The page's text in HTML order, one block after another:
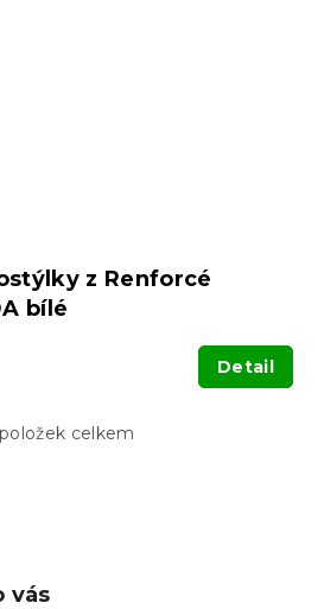
z Renforcé
bílé
Detail
O
položek celkem
vás